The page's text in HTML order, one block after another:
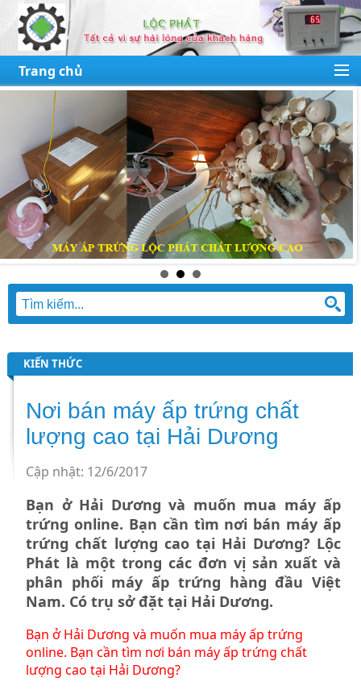
Trang chủ
KIẾN THỨC
Nơi bán máy ấp trứng chất
lượng cao tại Hải Dương
Cập nhật: 12/6/2017
Bạn ở Hải Dương và muốn mua máy ấp
trứng online. Bạn cần tìm nơi bán máy ấp
trứng chất lượng cao tại Hải Dương? Lộc
Phát là một trong các đơn vị sản xuất và
phân phối máy ấp trứng hàng đầu Việt
Nam. Có trụ sở đặt tại Hải Dương.
Bạn ở Hải Dương và muốn mua máy ấp trứng
online. Bạn cần tìm nơi bán máy ấp trứng chất
lượng cao tại Hải Dương?